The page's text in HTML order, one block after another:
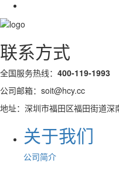
联系方式
全国服务热线： 400-119-1993
公司邮箱：soit@hcy.cc
地址：深圳市福田区福田街道
关于我们
公司简介